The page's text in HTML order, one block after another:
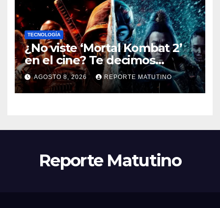
TECNOLOGÍA
¿No viste ‘Mortal Kombat 2’
en el cine? Te decimos
dónde verla en streaming
ahora mismo y te damos tres
razones para hacerlo
AGOSTO 8, 2026 REPORTE MATUTINO
Reporte Matutino